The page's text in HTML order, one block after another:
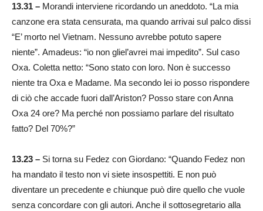
13.31 – Morandi interviene ricordando un aneddoto. “La mia
canzone era stata censurata, ma quando arrivai sul palco dissi
“E’ morto nel Vietnam. Nessuno avrebbe potuto sapere
niente”. Amadeus: “io non gliel’avrei mai impedito”. Sul caso
Oxa. Coletta netto: “Sono stato con loro. Non è successo
niente tra Oxa e Madame. Ma secondo lei io posso rispondere
di ciò che accade fuori dall’Ariston? Posso stare con Anna
Oxa 24 ore? Ma perché non possiamo parlare del risultato
fatto? Del 70%?”
13.23 – Si torna su Fedez con Giordano: “Quando Fedez non
ha mandato il testo non vi siete insospettiti. E non può
diventare un precedente e chiunque può dire quello che vuole
senza concordare con gli autori. Anche il sottosegretario alla